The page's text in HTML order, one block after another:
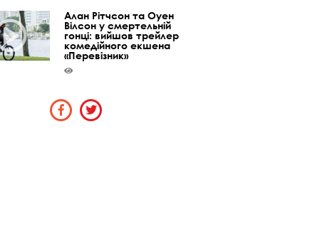
Алан Рітчсон та Оуен
Вілсон у смертельній
гонці: вийшов трейлер
комедійного екшена
«Перевізник»